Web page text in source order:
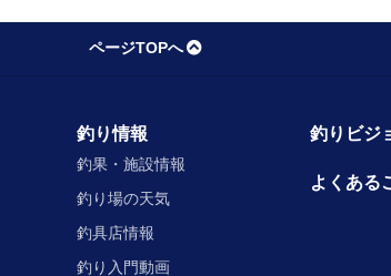
ページTOPへ
釣り情報
釣果・施設情報
釣り場の天気
釣具店情報
釣り入門動画
釣りビジ
よくある